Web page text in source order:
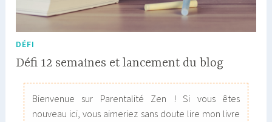
DÉFI
Défi 12 semaines et lancement du blog
Bienvenue sur Parentalité Zen ! Si vous êtes
nouveau ici, vous aimeriez sans doute lire mon livre